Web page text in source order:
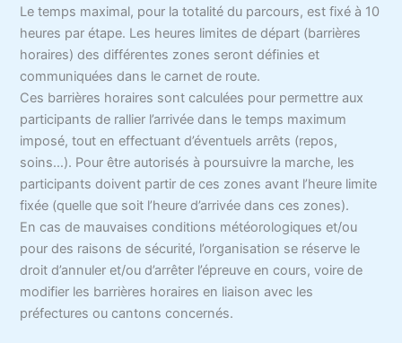
Le temps maximal, pour la totalité du parcours, est fixé à 10
heures par étape. Les heures limites de départ (barrières
horaires) des différentes zones seront définies et
communiquées dans le carnet de route.
Ces barrières horaires sont calculées pour permettre aux
participants de rallier l’arrivée dans le temps maximum
imposé, tout en effectuant d’éventuels arrêts (repos,
soins…). Pour être autorisés à poursuivre la marche, les
participants doivent partir de ces zones avant l’heure limite
fixée (quelle que soit l’heure d’arrivée dans ces zones).
En cas de mauvaises conditions météorologiques et/ou
pour des raisons de sécurité, l’organisation se réserve le
droit d’annuler et/ou d’arrêter l’épreuve en cours, voire de
modifier les barrières horaires en liaison avec les
préfectures ou cantons concernés.